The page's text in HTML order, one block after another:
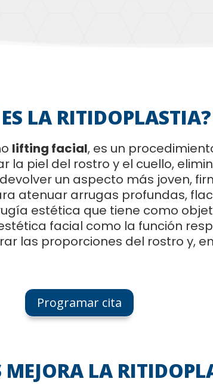
LA RITIDOPLASTIA?
lifting facial, es un
la piel del rostro y el cuello,
un aspecto más joven,
atenuar arrugas profundas,
estética que tiene como
facial como la función
las proporciones del rostro y,
Programar cita
MEJORA LA